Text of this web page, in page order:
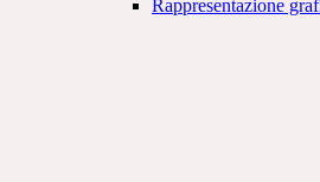
Rappresentazione